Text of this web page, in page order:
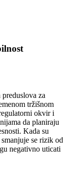
za
tržišnom
okvir i
da planiraju
Kada su
se rizik od
negativno uticati